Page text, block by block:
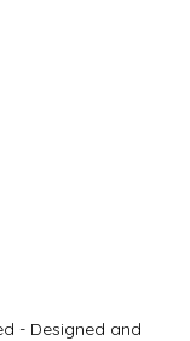
- Designed and